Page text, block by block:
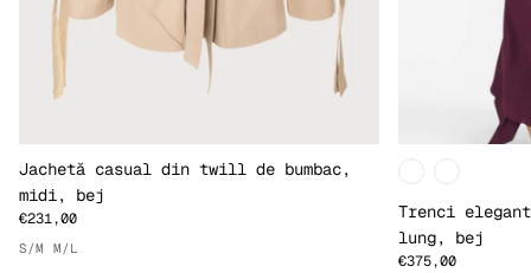
Jachetă casual din twill de bumbac,
midi, bej
€231,00
S/M M/L
Trenci
lung, bej
€375,00